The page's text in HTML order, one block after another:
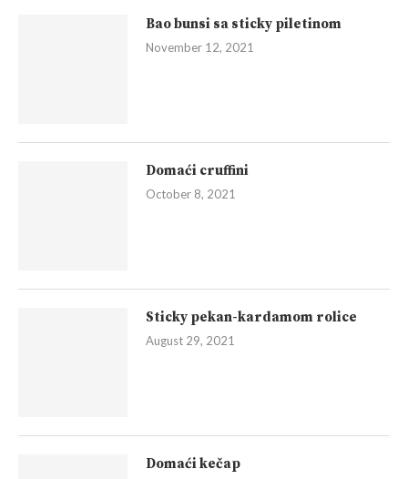
Bao bunsi sa sticky piletinom
November 12, 2021
Domaći cruffini
October 8, 2021
Sticky pekan-kardamom rolice
August 29, 2021
Domaći kečap